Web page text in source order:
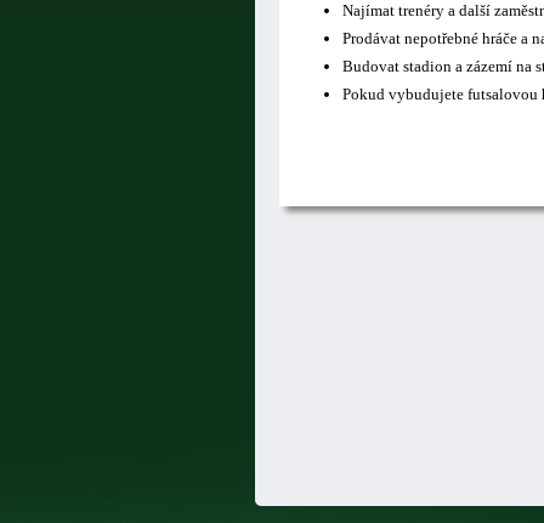
Najímat trenéry a další
Prodávat nepotřebné hráče a
Budovat stadion a zázemí na
Pokud vybudujete futsalovou